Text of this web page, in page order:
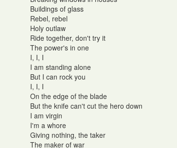
Buildings of glass
Rebel, rebel
Holy outlaw
Ride together, don't try it
The power's in one
I, I, I
I am standing alone
But I can rock you
I, I, I
On the edge of the blade
But the knife can't cut the hero down
I am virgin
I'm a whore
Giving nothing, the taker
The maker of war